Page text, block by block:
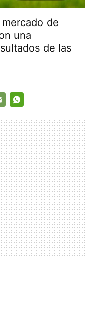
de
una
de las